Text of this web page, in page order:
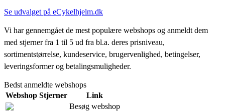
Se udvalget på eCykelhjelm.dk
Vi har gennemgået de mest populære webshops og anmeldt dem
med stjerner fra 1 til 5 ud fra bl.a. deres prisniveau,
sortimentstørrelse, kundeservice, brugervenlighed, betingelser,
leveringsformer og betalingsmuligheder.
Bedst anmeldte webshops
Webshop Stjerner
Link
Besøg webshop